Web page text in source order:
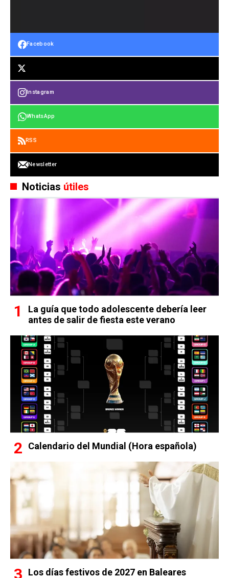
Facebook
Instagram
WhatsApp
RSS
Newsletter
Noticias útiles
La guía que todo adolescente debería leer
antes de salir de fiesta este verano
Calendario del Mundial (Hora española)
Los días festivos de 2027 en Baleares